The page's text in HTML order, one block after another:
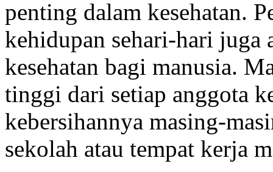
penting dalam kesehatan.
kehidupan sehari-hari juga
kesehatan bagi manusia.
tinggi dari setiap anggota
kebersihannya masing-
sekolah atau tempat kerja